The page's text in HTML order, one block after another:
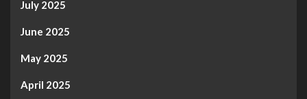
July 2025
June 2025
May 2025
April 2025